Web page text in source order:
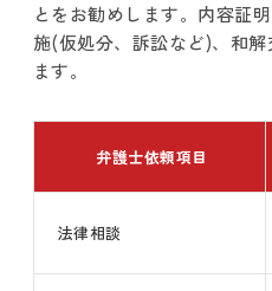
とをお勧めします。内容証
施(仮処分、訴訟など)、和
ます。
弁護士依頼項目
法律相談